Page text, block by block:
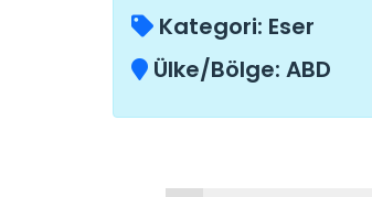
Kategori: Eser
Ülke/Bölge: ABD